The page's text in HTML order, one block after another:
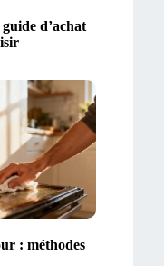
d’achat
: méthodes